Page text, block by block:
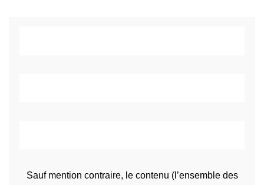
Sauf mention contraire, le contenu (l’ensemble des